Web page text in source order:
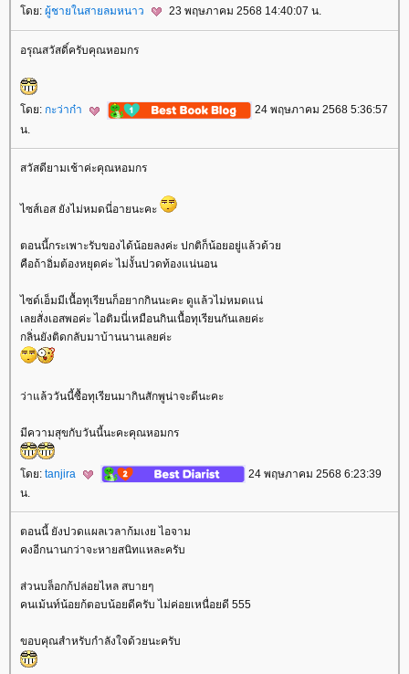
ดย: ผู้ชายในสายลมหนาว 23 พฤษภาคม 2568 14:40:07 น.
อรุณสวัสดิ์ครับคุณหอมกร
ดย: กะว่าก๋า
24 พฤษภาคม 2568 5:36:57
น.
สวัสดียามเช้าค่ะคุณหอมกร
ไซส์เอส ยังไม่หมดนี่อายนะคะ
ตอนนี้กระเพาะรับของได้น้อยลงค่ะ ปกติก็น้อยอยู่แล้วด้ว
คือถ้าอิ่มต้องหยุดค่ะ ไม่งั้นปวดท้องแน่นอน
ไซด์เอ็มมีเนื้อทุเรียนก็อยากกินนะคะ ดูแล้วไม่หมดแน่
เลยสั่งเอสพอค่ะ ไอติมนี่เหมือนกินเนื้อทุเรียนกันเลยค่ะ
กลิ่นยังติดกลับมาบ้านนานเลยค่ะ
ว่าแล้ววันนี้ซื้อทุเรียนมากินสักพูน่าจะดีนะคะ
มีความสุขกับวันนี้นะคะคุณหอมกร
ดย: tanjira
24 พฤษภาคม 2568 6:23:39
น.
ตอนนี้ ยังปวดแผลเวลาก้มเงย ไอจาม
คงอีกนานกว่าจะหายสนิทแหละครับ
ส่วนบล็อกก้ปล่อยไหล สบายๆ
คนเม้นท์น้อยก้ตอบน้อยดีครับ ไม่ค่อยเหนื่อยดี 555
ขอบคุณสำหรับกำลังใจด้วยนะครับ